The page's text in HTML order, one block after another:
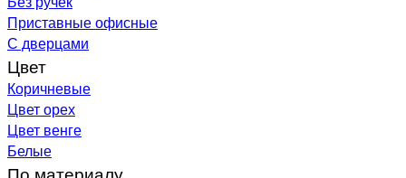
Приставные офисные
С дверцами
Цвет
Коричневые
Цвет орех
Цвет венге
Белые
По материалу